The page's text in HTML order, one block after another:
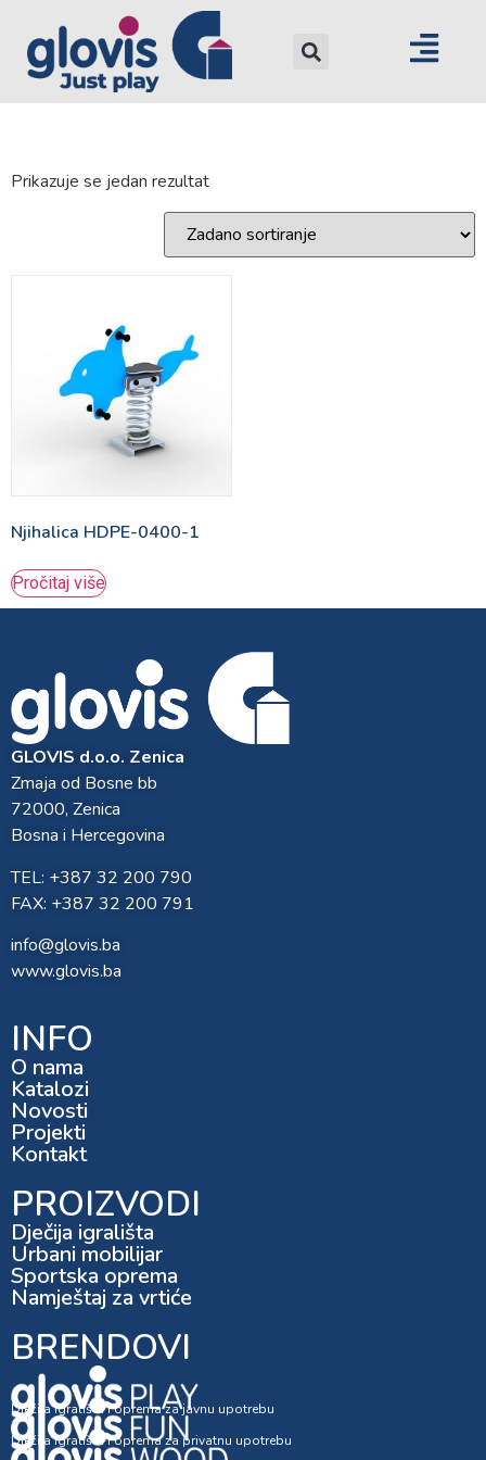
Prikazuje se jedan rezultat
Njihalica HDPE-0400-1
Pročitaj više
GLOVIS d.o.o. Zenica
Zmaja od Bosne bb
72000, Zenica
Bosna i Hercegovina
TEL: +387 32 200 790
FAX: +387 32 200 791
info@glovis.ba
www.glovis.ba
INFO
O nama
Katalozi
Novosti
Projekti
Kontakt
PROIZVODI
Dječija igrališta
Urbani mobilijar
Sportska oprema
Namještaj za vrtiće
BRENDOVI
Dječija igrališta i oprema za javnu upotrebu
Dječija igrališta i oprema za privatnu upotrebu